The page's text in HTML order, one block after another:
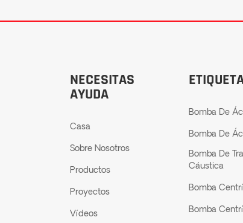
NECESITAS
AYUDA
Casa
Sobre Nosotros
Productos
Proyectos
Vídeos
Bomba De
Bomba De
Bomba De
Cáustica
Bomba
Bomba